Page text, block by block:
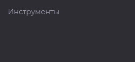
Инструменты